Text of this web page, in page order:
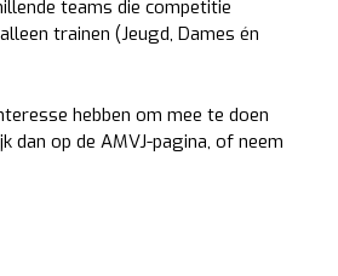
teams die competitie
trainen (Jeugd, Dames én
hebben om mee te doen
dan op de AMVJ-pagina, of neem